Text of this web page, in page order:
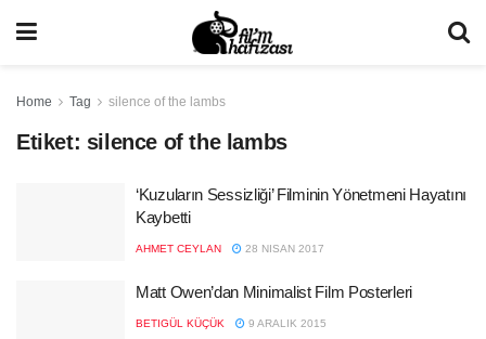
Home Tag silence of the lambs
Etiket: silence of the lambs
‘Kuzuların Sessizliği’ Filminin Yönetmeni Hayatını
Kaybetti
AHMET CEYLAN 28 NISAN 2017
Matt Owen’dan Minimalist Film Posterleri
BETIGÜL KÜÇÜK 9 ARALIK 2015